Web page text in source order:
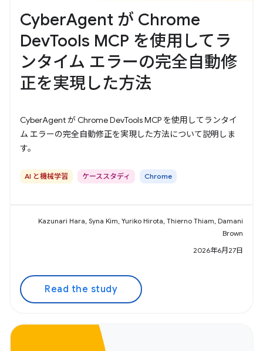
CyberAgent が Chrome
DevTools MCP を使用してラ
ンタイム エラーの完全自動修
正を実現した方法
CyberAgent が Chrome DevTools MCP を使用してランタイ
ム エラーの完全自動修正を実現した方法について説明しま
す。
AI と機械学習 ケーススタディ Chrome
Kazunari Hara, Syna Kim, Yuriko Hirota, Thierno Thiam, Damani
Brown
2026年6月27日
Read the study